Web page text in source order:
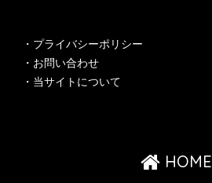
・ プライバシーポリシー
・ お問い合わせ
・ 当サイトについて
HOME